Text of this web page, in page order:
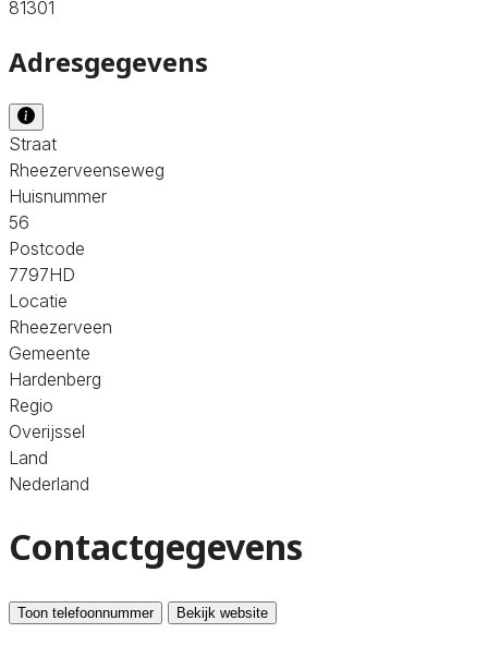
81301
Adresgegevens
Straat
Rheezerveenseweg
Huisnummer
56
Postcode
7797HD
Locatie
Rheezerveen
Gemeente
Hardenberg
Regio
Overijssel
Land
Nederland
Contactgegevens
Toon telefoonnummer Bekijk website